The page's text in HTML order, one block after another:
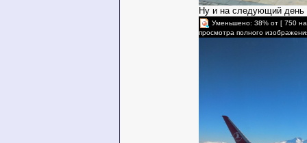
Ну и на следующий
Уменьшено: 38% от [ 750
просмотра полного